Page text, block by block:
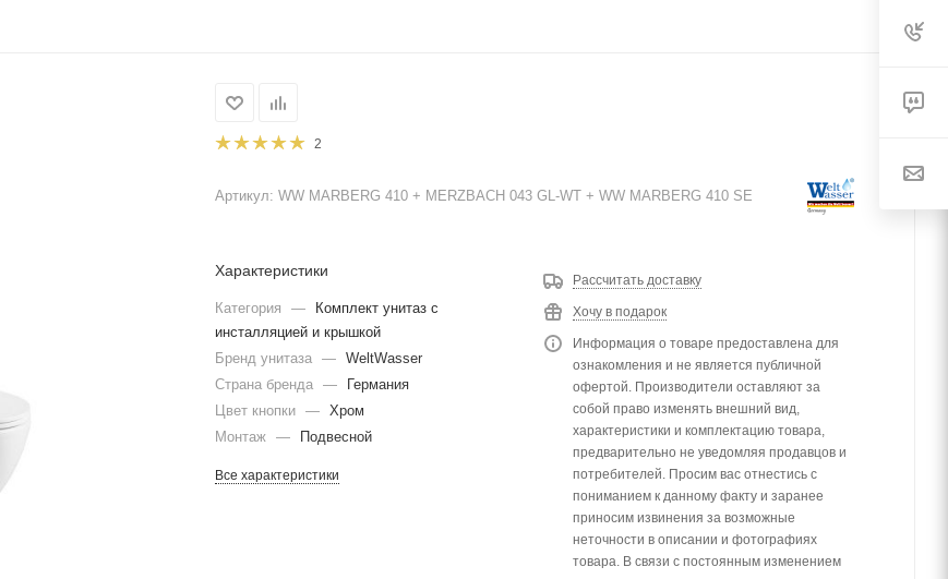
2
Артикул: WW MARBERG 410 + MERZBACH 043 GL-WT + WW MARBERG 410 SE
Характеристики
Категория —
Комплект унитаз с
инсталляцией и крышкой
Бренд унитаза — WeltWasser
Страна бренда —
Германия
Цвет кнопки — Хром
Монтаж — Подвесной
Все характеристики
Рассчитать доставку
Хочу в подарок
Информация о товаре предоставлена для
ознакомления и не является публичной
офертой. Производители оставляют за
собой право изменять внешний вид,
характеристики и комплектацию товара,
предварительно не уведомляя продавцов и
потребителей. Просим вас отнестись с
пониманием к данному факту и заранее
приносим извинения за возможные
неточности в описании и фотографиях
товара. В связи с постоянным изменением